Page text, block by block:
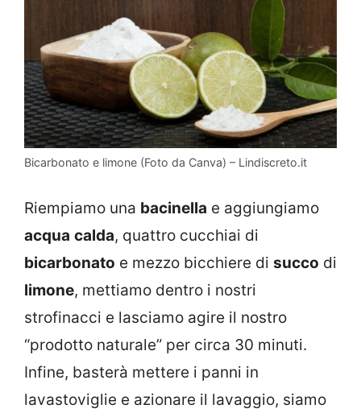
Bicarbonato e limone (Foto da Canva) – Lindiscreto.it
Riempiamo una bacinella e aggiungiamo
acqua calda, quattro cucchiai di
bicarbonato e mezzo bicchiere di succo di
limone, mettiamo dentro i nostri
strofinacci e lasciamo agire il nostro
“prodotto naturale” per circa 30 minuti.
Infine, basterà mettere i panni in
lavastoviglie e azionare il lavaggio, siamo